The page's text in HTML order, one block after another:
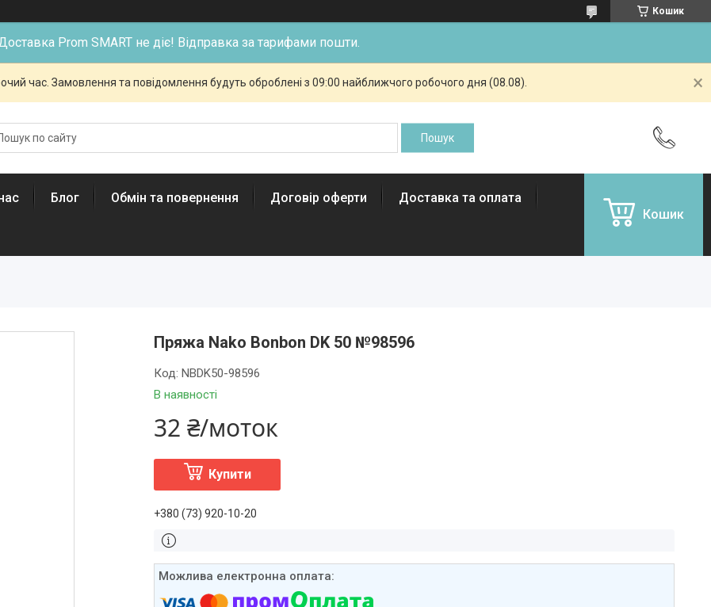
Кошик
Prom SMART не діє! Відправка за тарифами пошти.
час. Замовлення та повідомлення будуть оброблені з 09:00 найближчого робочого дня (08.08).
Блог Обмін та повернення Договір оферти Доставка та оплата
Кошик
Пряжа Nako Bonbon DK 50 №98596
В наявності
Код:NBDK50-98596
32 ₴/моток
Купити
+380 (73) 920-10-20